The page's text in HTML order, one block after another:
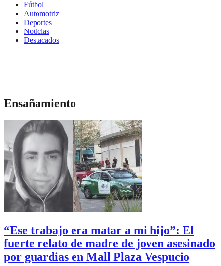
Fútbol
Automotriz
Deportes
Noticias
Destacados
Ensañamiento
“Ese trabajo era matar a mi hijo”: El
fuerte relato de madre de joven asesinado
por guardias en Mall Plaza Vespucio